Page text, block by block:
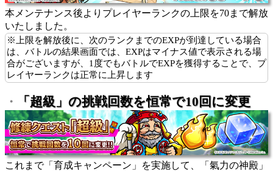
本メンテナンス後よりプレイヤーランクの上限を70まで解放
いたしました。
※上限を解放後に、次のランクまでのEXPが到達している場合
は、バトルの結果画面では、EXPはマイナス値で表示される場
合がございますが、1度でもバトルでEXPを獲得することで、プ
レイヤーランクは正常に上昇します
・ 「超級」の挑戦回数を恒常で10回に変更
これまで「育成キャンペーン」を実施して、「氣力の神殿」